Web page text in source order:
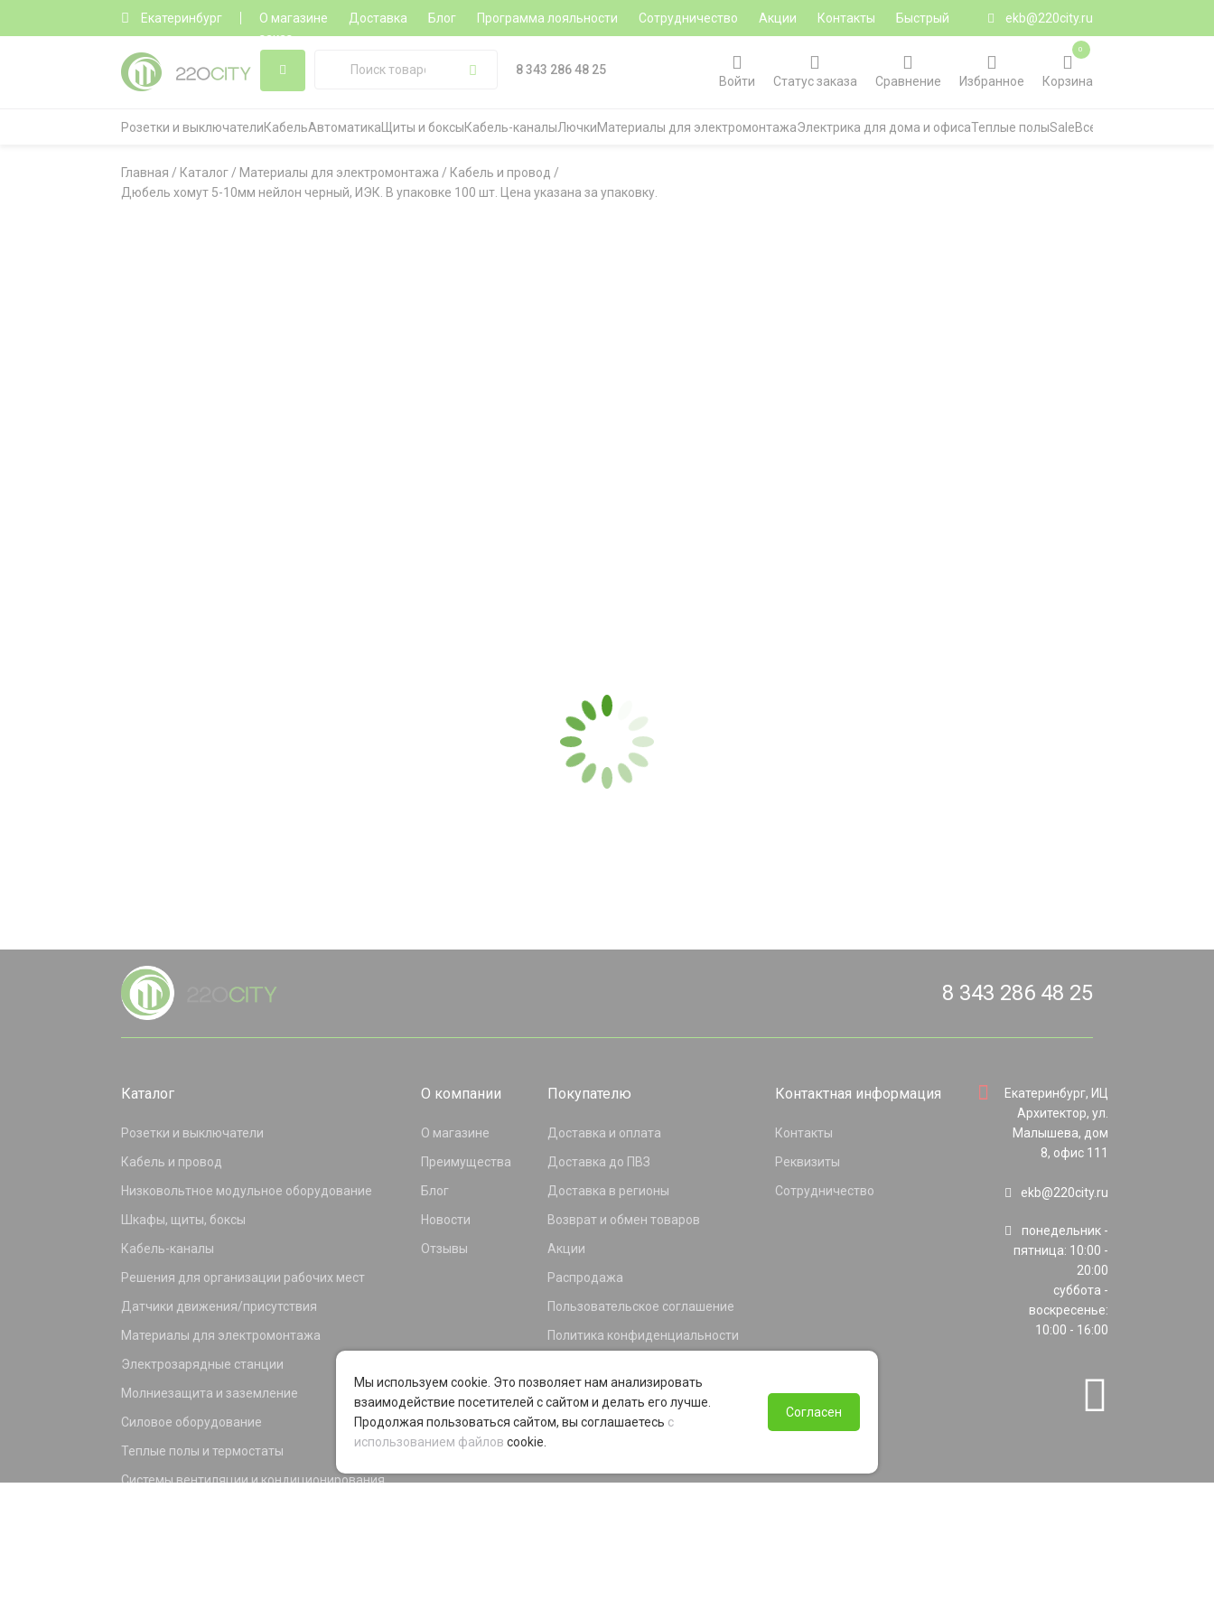
Екатеринбург О магазине Доставка Блог Программа лояльности Сотрудничество Акции Контакты
Быстрый
заказ
ekb@220city.ru
8 343 286 48 25
Войти
Статус заказа Сравнение Избранное Корзина
0
Розетки и выключателиКабельАвтоматика Щиты и боксыКабель-каналыЛючкиМатериалы для электромонтажаЭлектрика для дома и офисаТеплые полыSaleВсе категории
Главная / Каталог / Материалы для электромонтажа / Кабель и провод /
Дюбель хомут 5-10мм нейлон черный, ИЭК. В упаковке 100 шт. Цена указана за упаковку.
8 343 286 48 25
Каталог
Розетки и выключатели
Кабель и провод
Низковольтное модульное оборудование
Шкафы, щиты, боксы
Кабель-каналы
Решения для организации рабочих мест
Датчики движения/присутствия
Материалы для электромонтажа
Электрозарядные станции
Молниезащита и заземление
Силовое оборудование
Теплые полы и термостаты
Системы вентиляции и кондиционирования
О компании
О магазине
Преимущества
Блог
Новости
Отзывы
Покупателю
Доставка и оплата
Доставка до ПВЗ
Доставка в регионы
Возврат и обмен товаров
Акции
Распродажа
Пользовательское соглашение
Политика конфиденциальности
Программа лояльности
Контактная информация
Контакты
Реквизиты
Сотрудничество
Екатеринбург, ИЦ
Архитектор, ул.
Малышева, дом
8, офис 111
ekb@220city.ru
понедельник -
пятница: 10:00 -
20:00
суббота -
воскресенье:
10:00 - 16:00
Мы используем cookie. Это позволяет нам анализировать
взаимодействие посетителей с сайтом и делать его лучше.
Продолжая пользоваться сайтом, вы соглашаетесь с
использованием файлов cookie.
Согласен